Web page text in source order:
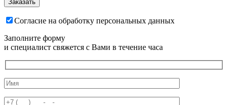
Согласие на обработку персональных данных
Заполните форму
и специалист свяжется с Вами в течение часа